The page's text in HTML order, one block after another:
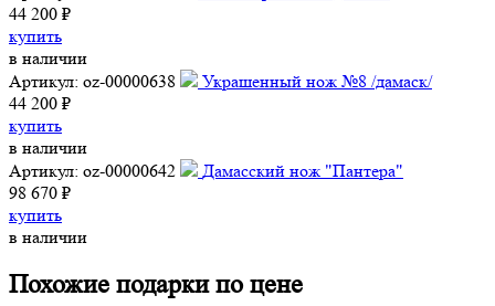
44 200 ₽
купить
в наличии
Артикул: oz-00000638
Украшенный нож №8 /дамаск/
44 200 ₽
купить
в наличии
Артикул: oz-00000642
Дамасский нож "Пантера"
98 670 ₽
купить
в наличии
Похожие подарки по цене